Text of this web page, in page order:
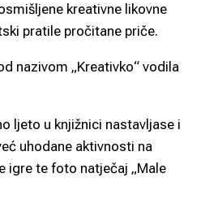
kreativne likovne
pratile pročitane priče.
nazivom „Kreativko“ vodila
ljeto u knjižnici nastavljase i
uhodane aktivnosti na
igre te foto natječaj „Male